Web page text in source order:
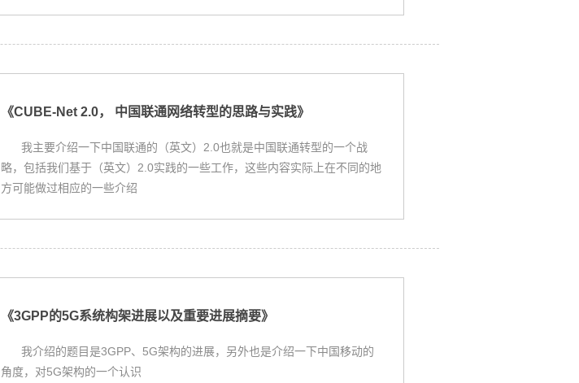
《CUBE-Net 2.0， 中国联通网络转型的思路与实践》
我主要介绍一下中国联通的（英文）2.0也就是中国联通转型的一个战
略，包括我们基于（英文）2.0实践的一些工作，这些内容实际上在不同的地
方可能做过相应的一些介绍
《3GPP的5G系统构架进展以及重要进展摘要》
我介绍的题目是3GPP、5G架构的进展，另外也是介绍一下中国移动的
角度，对5G架构的一个认识